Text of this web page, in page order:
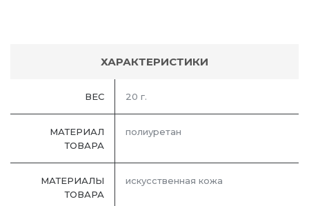
ХАРАКТЕРИСТИКИ
ВЕС 20 г.
МАТЕРИАЛ
ТОВАРА
полиуретан
МАТЕРИАЛЫ
ТОВАРА
искусственная кожа